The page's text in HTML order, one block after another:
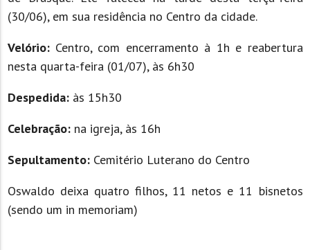
(30/06), em sua residência no Centro da cidade.
Velório:Centro, com encerramento à 1h e reabertura
nesta quarta-feira (01/07), às 6h30
Despedida:às 15h30
Celebração:na igreja, às 16h
Sepultamento:Cemitério Luterano do Centro
Oswaldo deixa quatro filhos, 11 netos e 11 bisnetos
(sendo um in memoriam)